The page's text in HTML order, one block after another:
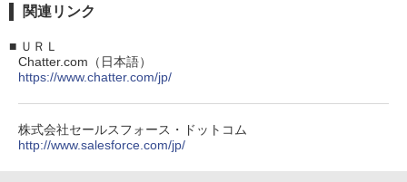
関連リンク
■ ＵＲＬ
Chatter.com（日本語）
https://www.chatter.com/jp/
株式会社セールスフォース・ドットコム
http://www.salesforce.com/jp/